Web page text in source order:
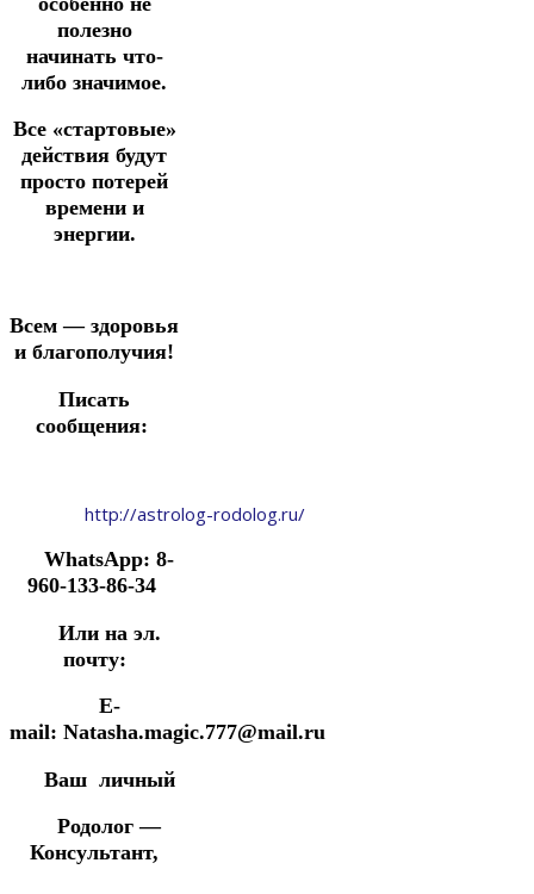
полезно
начинать что-
либо значимое.
Все «стартовые»
действия будут
просто потерей
времени и
энергии.
Всем — здоровья
и благополучия!
Писать
сообщения:
http://astrolog-rodolog.ru/
WhatsApp: 8-
960-133-86-34
Или на эл.
почту:
E-
mail: Natasha.magic.777@mail.ru
Ваш личный
Родолог —
Консультант,